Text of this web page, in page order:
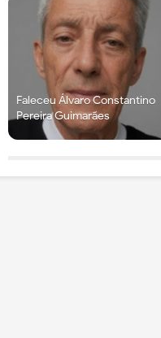
Faleceu Álvaro Constantino
Pereira Guimarães